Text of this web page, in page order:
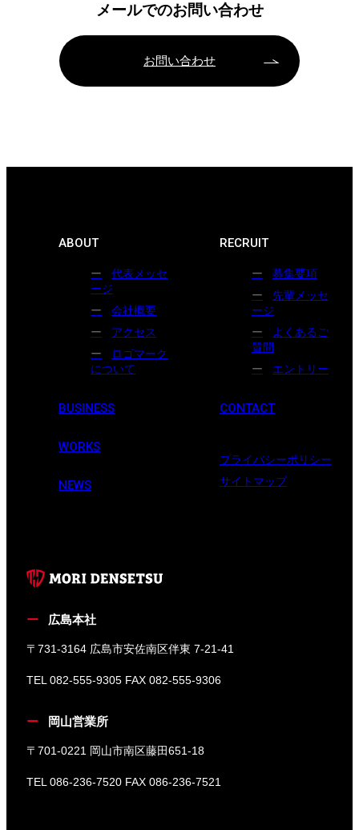
メールでのお問い合わせ
お問い合わせ
ABOUT
代表メッセ
ージ
会社概要
アクセス
ロゴマーク
について
BUSINESS
WORKS
NEWS
RECRUIT
募集要項
先輩メッセ
ージ
よくあるご
質問
エントリー
CONTACT
プライバシーポリシー
サイトマップ
広島本社
〒731-3164 広島市安佐南区伴東 7-21-41
TEL 082-555-9305 FAX 082-555-9306
岡山営業所
〒701-0221 岡山市南区藤田651-18
TEL 086-236-7520 FAX 086-236-7521